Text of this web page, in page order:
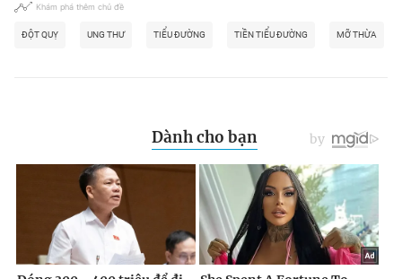
Khám phá thêm chủ đề
ĐỘT QUỴ UNG THƯ TIỂU ĐƯỜNG TIỀN TIỂU ĐƯỜNG MỠ THỪA